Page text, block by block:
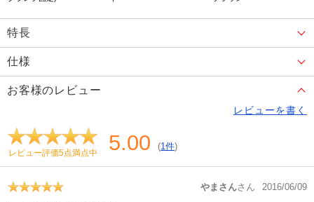
特長
仕様
お客様のレビュー
レビューを書く
レビュー評価5点満点中 5.00 (1件)
やまさんさん 2016/06/09